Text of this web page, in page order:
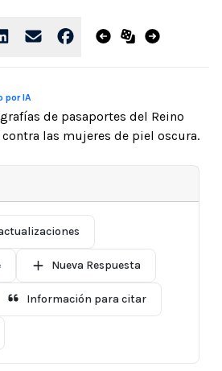
por IA
de pasaportes del Reino
las mujeres de piel oscura.
Nueva Respuesta
Información para citar